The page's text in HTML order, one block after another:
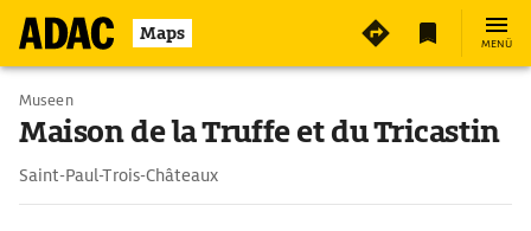
Maps MENÜ
Museen
Maison de la Truffe et du Tricastin
Saint-Paul-Trois-Châteaux